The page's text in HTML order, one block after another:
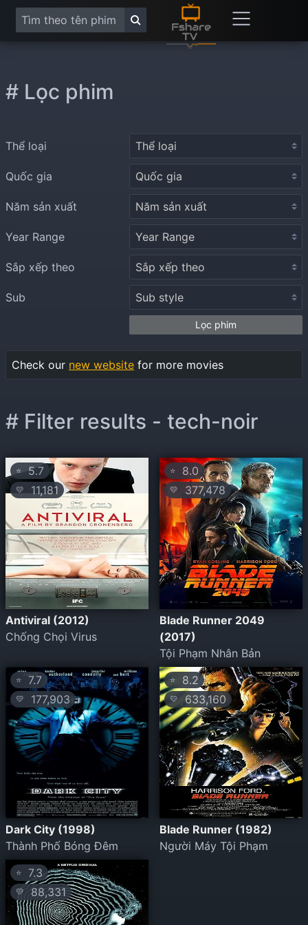
# Filter results - tech-noir
⭐ 5.7
💛11,181
Antiviral (2012)
Chống Chọi Virus
⭐ 8.0
💛 377,478
Blade Runner 2049
(2017)
Tội Phạm Nhân Bản
⭐ 7.7
💛 177,903
Dark City (1998)
Thành Phố Bóng Đêm
⭐ 8.2
💛 633,160
Blade Runner (1982)
Người Máy Tội Phạm
⭐ 7.3
💛 88,331
# Lọc phim
Thể loại
Quốc gia
Năm sản xuất
Year Range
Sắp xếp theo
Sub
Lọc phim
Check our new website for more movies